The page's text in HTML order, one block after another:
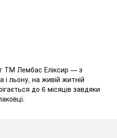
ТМ Лембас Еліксир — з
і льону, на живій житній
до 6 місяців завдяки